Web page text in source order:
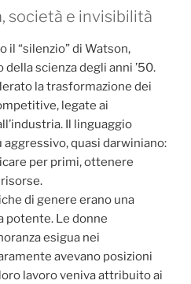
società e invisibilità
il “silenzio” di Watson,
scienza degli anni ’50.
la trasformazione dei
legate ai
Il linguaggio
quasi darwiniano:
per primi, ottenere
di genere erano una
potente. Le donne
esigua nei
avevano posizioni
lavoro veniva attribuito ai